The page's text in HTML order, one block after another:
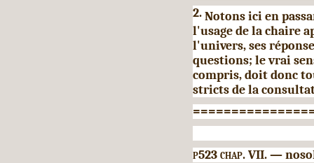
2.Notons ici en
l'usage de la chaire
l'univers, ses
questions; le vrai
compris, doit donc
stricts de la
p523 chap.VII. —